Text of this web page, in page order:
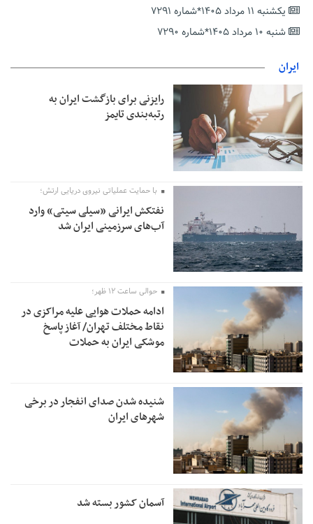
رئیس سازمان جهاد کشاورزی استان: کشاورزان گیلان نسبت به
دریافت یارانه کود اقدام کنند
یکشنبه ۱۱ مرداد ۱۴۰۵*شماره ۷۲۹۱
شنبه ۱۰ مرداد ۱۴۰۵*شماره ۷۲۹۰
ایران
رایزنی برای بازگشت ایران به
رتبه‌بندی تایمز
با حمایت عملیاتی نیروی دریایی ارتش؛
نفتکش ایرانی «سیلی سیتی» وارد
آب‌های سرزمینی ایران شد
حوالی ساعت ۱۲ ظهر؛
ادامه حملات هوایی علیه مراکزی در
نقاط مختلف تهران/ آغاز پاسخ
موشکی ایران به حملات
شنیده شدن صدای انفجار در برخی
شهرهای ایران
آسمان کشور بسته شد